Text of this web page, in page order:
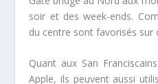
soir et des week-ends.
du centre sont favorisés sur
Quant aux San
Apple, ils peuvent aussi